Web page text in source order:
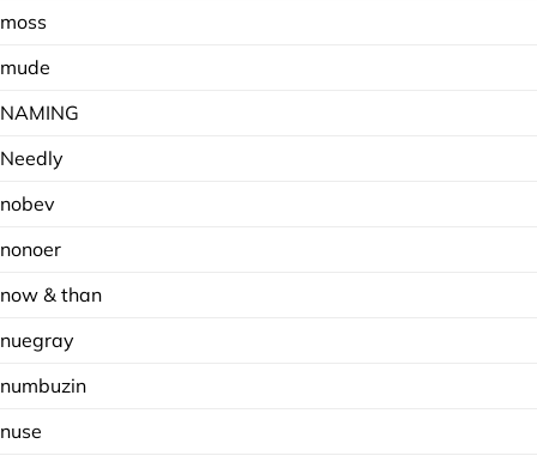
moss
mude
NAMING
Needly
nobev
nonoer
now & than
nuegray
numbuzin
nuse